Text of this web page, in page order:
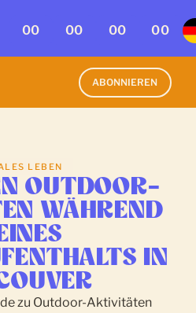
00 00 00 00
ABONNIEREN
LEBEN
OUTDOOR-
WÄHREND
IN
zu Outdoor-Aktivitäten